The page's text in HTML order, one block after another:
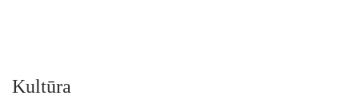
Kultūra